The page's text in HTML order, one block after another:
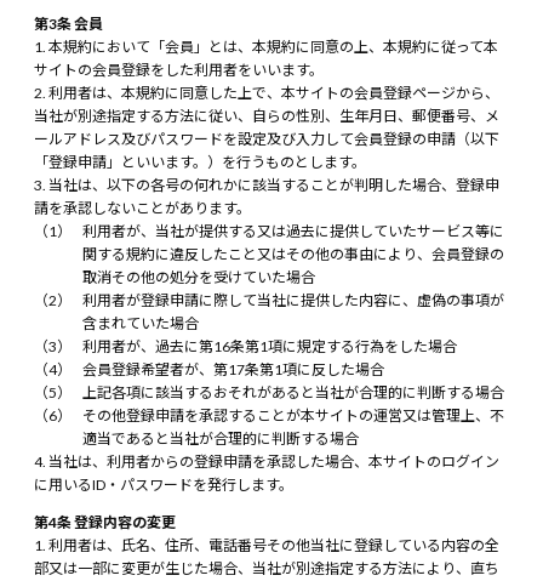
第3条 会員
本規約において「会員」とは、本規約に同意の上、本規約に従って本
サイトの会員登録をした利用者をいいます。
利用者は、本規約に同意した上で、本サイトの会員登録ページから、
当社が別途指定する方法に従い、自らの性別、生年月日、郵便番号、メ
ールアドレス及びパスワードを設定及び入力して会員登録の申請（以下
「登録申請」といいます。）を行うものとします。
当社は、以下の各号の何れかに該当することが判明した場合、登録申
請を承認しないことがあります。
利用者が、当社が提供する又は過去に提供していたサービス等に
関する規約に違反したこと又はその他の事由により、会員登録の
取消その他の処分を受けていた場合
利用者が登録申請に際して当社に提供した内容に、虚偽の事項が
含まれていた場合
利用者が、過去に第16条第1項に規定する行為をした場合
会員登録希望者が、第17条第1項に反した場合
上記各項に該当するおそれがあると当社が合理的に判断する場合
その他登録申請を承認することが本サイトの運営又は管理上、不
適当であると当社が合理的に判断する場合
当社は、利用者からの登録申請を承認した場合、本サイトのログイン
に用いるID・パスワードを発行します。
第4条 登録内容の変更
利用者は、氏名、住所、電話番号その他当社に登録している内容の全
部又は一部に変更が生じた場合、当社が別途指定する方法により、直ち